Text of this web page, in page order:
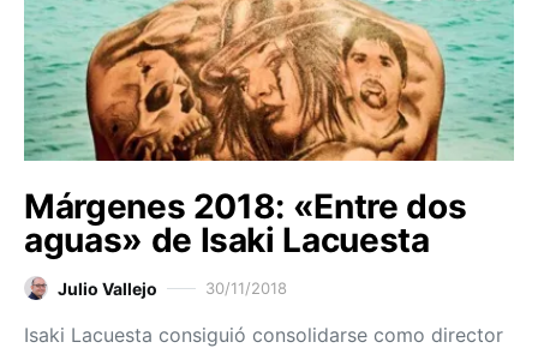
Márgenes 2018: «Entre dos
aguas» de Isaki Lacuesta
Julio Vallejo 30/11/2018
Isaki Lacuesta consiguió consolidarse como director